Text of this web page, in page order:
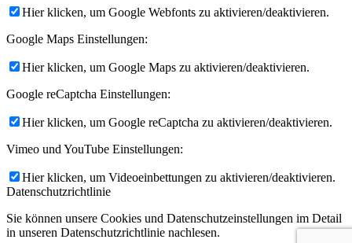
Hier klicken, um Google Webfonts zu aktivieren/deaktivieren.
Google Maps Einstellungen:
Hier klicken, um Google Maps zu aktivieren/deaktivieren.
Google reCaptcha Einstellungen:
Hier klicken, um Google reCaptcha zu aktivieren/deaktivieren.
Vimeo und YouTube Einstellungen:
Hier klicken, um Videoeinbettungen zu aktivieren/deaktivieren.
Datenschutzrichtlinie
Sie können unsere Cookies und Datenschutzeinstellungen im Detail
in unseren Datenschutzrichtlinie nachlesen.